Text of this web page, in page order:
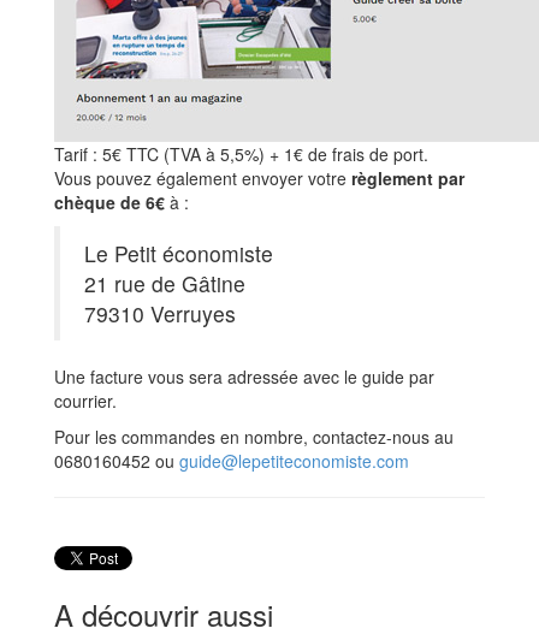
Tarif : 5€ TTC (TVA à 5,5%) + 1€ de frais de port.
Vous pouvez également envoyer votre règlement par
chèque de 6€ à :
Le Petit économiste
21 rue de Gâtine
79310 Verruyes
Une facture vous sera adressée avec le guide par
courrier.
Pour les commandes en nombre, contactez-nous au
0680160452 ou guide@lepetiteconomiste.com
A découvrir aussi